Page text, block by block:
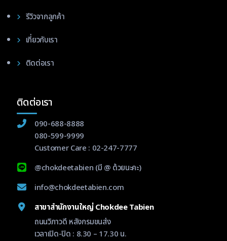
รีวิวจากลูกค้า
เกี่ยวกับเรา
ติดต่อเรา
ติดต่อเรา
090-688-8888
080-599-9999
Customer Care : 02-247-7777
@chokdeetabien (มี @ ด้วยนะคะ)
info@chokdeetabien.com
สาขาสำนักงานใหญ่ Chokdee Tabien
ถนนวิภาวดี หลังกรมขนส่ง
เวลาเปิด-ปิด : 8.30 – 17.30 น.